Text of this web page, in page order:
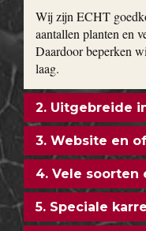
Wij zijn ECHT
aantallen planten en
Daardoor beperken
laag.
2. Uitgebreide
3. Website en
4. Vele soorten
5. Speciale